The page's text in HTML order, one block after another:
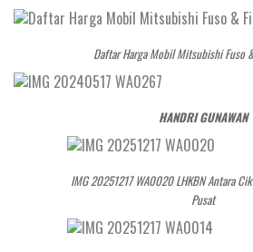
Daftar Harga Mobil Mitsubishi Fuso
HANDRI GUNAWAN
IMG 20251217 WA0020 LHKBN Antara
Pusat